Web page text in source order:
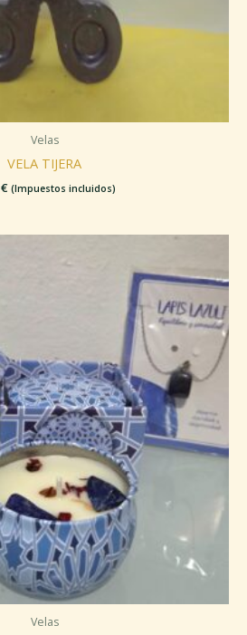
Velas
VELA TIJERA
€ (Impuestos incluidos)
Velas